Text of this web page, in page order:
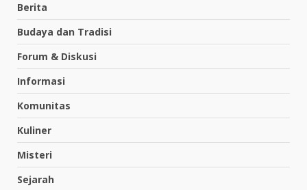
Berita
Budaya dan Tradisi
Forum & Diskusi
Informasi
Komunitas
Kuliner
Misteri
Sejarah